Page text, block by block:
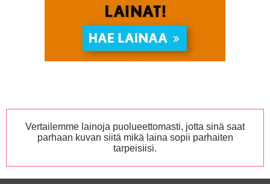
Vertailemme lainoja puolueettomasti, jotta sinä saat
parhaan kuvan siitä mikä laina sopii parhaiten
tarpeisiisi.